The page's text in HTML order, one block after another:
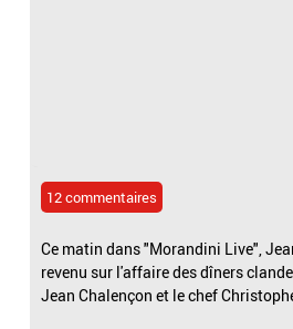
12 commentaires
Ce matin dans "Morandini Live",
revenu sur l'affaire des dîners
Jean Chalençon et le chef